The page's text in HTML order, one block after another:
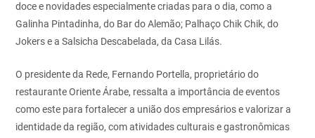
doce e novidades especialmente criadas para o dia, como a
Galinha Pintadinha, do Bar do Alemão; Palhaço Chik Chik, do
Jokers e a Salsicha Descabelada, da Casa Lilás.
O presidente da Rede, Fernando Portella, proprietário do
restaurante Oriente Árabe, ressalta a importância de eventos
como este para fortalecer a união dos empresários e valorizar a
identidade da região, com atividades culturais e gastronômicas